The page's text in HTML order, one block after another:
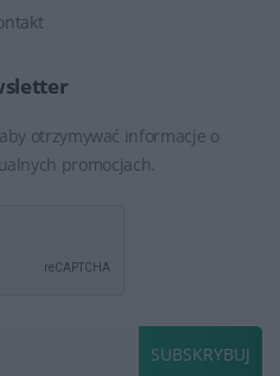
otrzymywać informacje o
promocjach.
SUBSKRYBUJ